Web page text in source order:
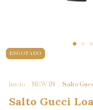
ESGOTADO
Início . NEW IN . Salto
Salto Gucci